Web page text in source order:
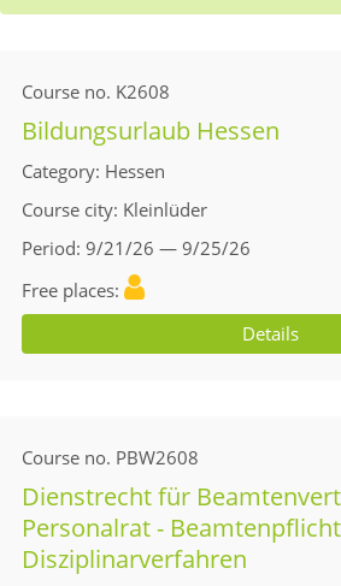
Course no. K2608
Bildungsurlaub Hessen
Category Hessen
Course city Kleinlüder
Period 9/21/26 — 9/25/26
Free places
Details
Course no. PBW2608
Dienstrecht für
Personalrat -
Disziplinarverfahren